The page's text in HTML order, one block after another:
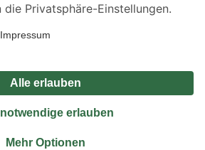
verfügbar. Die angegebenen Verfügbarkeiten beziehen
gilt nicht für Artikel mit Speditionsversand, hier
Impressum
Widerrufsrecht
Vertrag widerrufen